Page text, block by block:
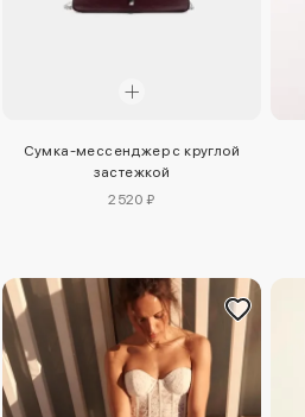
Сумка-мессенджер с круглой
застежкой
2520 ₽